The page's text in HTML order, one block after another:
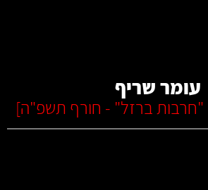
עומר שריף
ברזל" - חורף תשפ"ה]